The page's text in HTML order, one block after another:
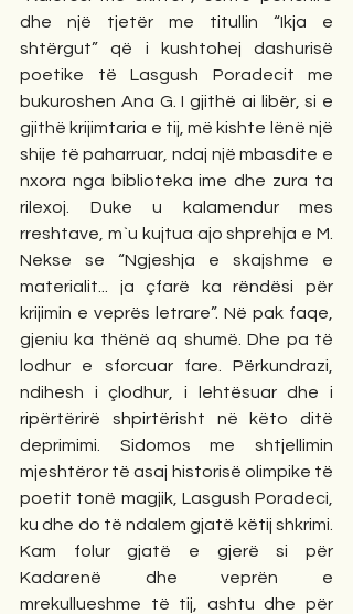
dhe një tjetër me titullin “Ikja e
shtërgut” që i kushtohej dashurisë
poetike të Lasgush Poradecit me
bukuroshen Ana G. I gjithë ai libër, si e
gjithë krijimtaria e tij, më kishte lënë një
shije të paharruar, ndaj një mbasdite e
nxora nga biblioteka ime dhe zura ta
rilexoj. Duke u kalamendur mes
rreshtave, m`u kujtua ajo shprehja e M.
Nekse se “Ngjeshja e skajshme e
materialit... ja çfarë ka rëndësi për
krijimin e veprës letrare”. Në pak faqe,
gjeniu ka thënë aq shumë. Dhe pa të
lodhur e sforcuar fare. Përkundrazi,
ndihesh i çlodhur, i lehtësuar dhe i
ripërtërirë shpirtërisht në këto ditë
deprimimi. Sidomos me shtjellimin
mjeshtëror të asaj historisë olimpike të
poetit tonë magjik, Lasgush Poradeci,
ku dhe do të ndalem gjatë këtij shkrimi.
Kam folur gjatë e gjerë si për
Kadarenë dhe veprën e
mrekullueshme të tij, ashtu dhe për